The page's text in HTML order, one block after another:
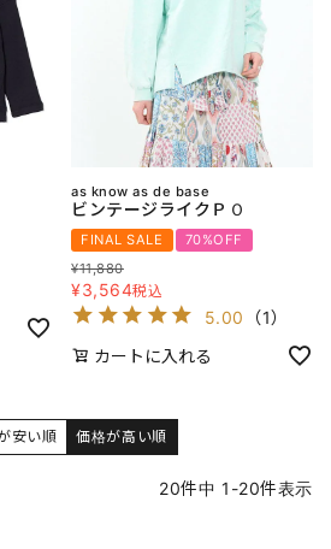
as know as de base
ビンテージライクＰＯ
FINAL SALE
70%OFF
¥11,880
¥3,564税込
5.00 （1）
カートに入れる
安い順 価格が高い順
20件中 1 -20件表示